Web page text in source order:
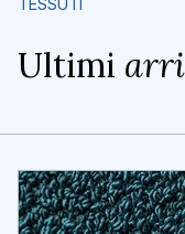
TESSUTI
Ultimi